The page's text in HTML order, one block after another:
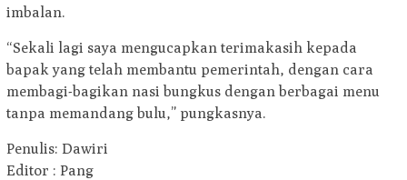
imbalan.
“Sekali lagi saya mengucapkan terimakasih kepada
bapak yang telah membantu pemerintah, dengan cara
membagi-bagikan nasi bungkus dengan berbagai menu
tanpa memandang bulu,” pungkasnya.
Penulis: Dawiri
Editor : Pang